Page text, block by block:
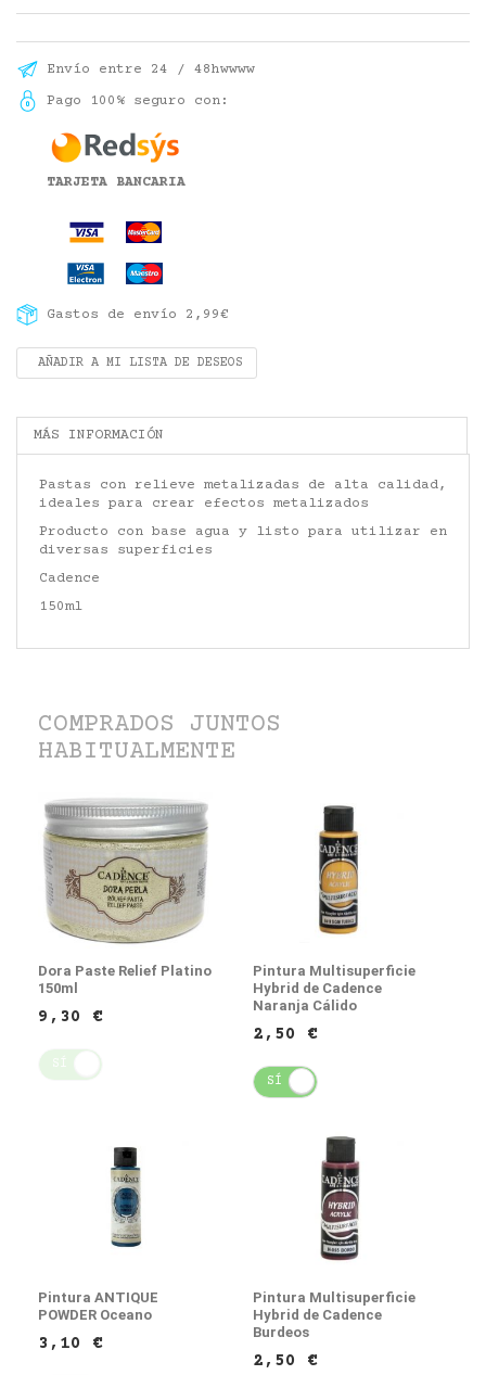
Envío entre 24 / 48hwwww
Pago 100% seguro con:
TARJETA BANCARIA
Gastos de envío 2,99€
AÑADIR A MI LISTA DE DESEOS
MÁS INFORMACIÓN
Pastas con relieve metalizadas de alta calidad,
ideales para crear efectos metalizados
Producto con base agua y listo para utilizar en
diversas superficies
Cadence
150ml
COMPRADOS JUNTOS
HABITUALMENTE
Dora Paste Relief Platino
150ml
9,30 €
SÍ
Pintura Multisuperficie
Hybrid de Cadence
Naranja Cálido
2,50 €
SÍ
Pintura ANTIQUE
POWDER Oceano
3,10 €
Pintura Multisuperficie
Hybrid de Cadence
Burdeos
2,50 €